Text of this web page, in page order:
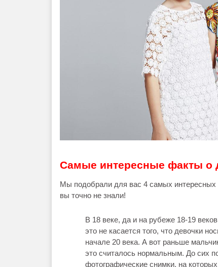
Самые интересные факты о
Мы подобрали для вас 4 самых
вы точно не знали!
В 18 веке, да и на рубеже 18-19
это не касается того, что девочки
начале 20 века. А вот раньше
это считалось нормальным. До сих
фотографические снимки, на